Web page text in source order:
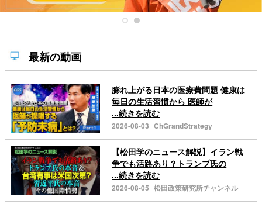
研修・ツアーに参加
最新の動画
膨れ上がる日本の医療費問題 健康は
毎日の生活習慣から 医師が
...続きを読む
2026-08-03 ChGrandStrategy
【松田学のニュース解説】イラン戦
争でも活路あり？トランプ氏の
...続きを読む
2026-08-05 松田政策研究所チャンネル